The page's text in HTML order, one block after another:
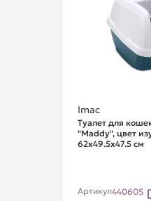
Imac
Туалет для
"Maddy", цвет
62х49.5х47.5 см
Артикул44060S